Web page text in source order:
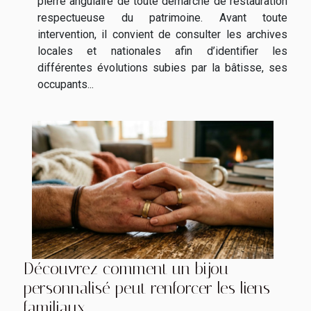
respectueuse du patrimoine. Avant toute
intervention, il convient de consulter les archives
locales et nationales afin d’identifier les
différentes évolutions subies par la bâtisse, ses
occupants...
Découvrez comment un bijou
personnalisé peut renforcer les liens